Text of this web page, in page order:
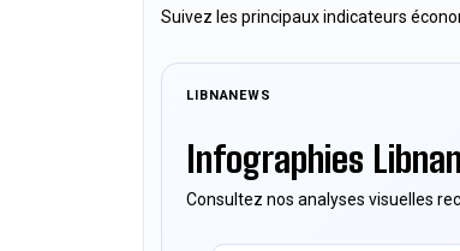
Suivez les principaux indicateurs
LIBNANEWS
Infographies
Consultez nos analyses visuelles